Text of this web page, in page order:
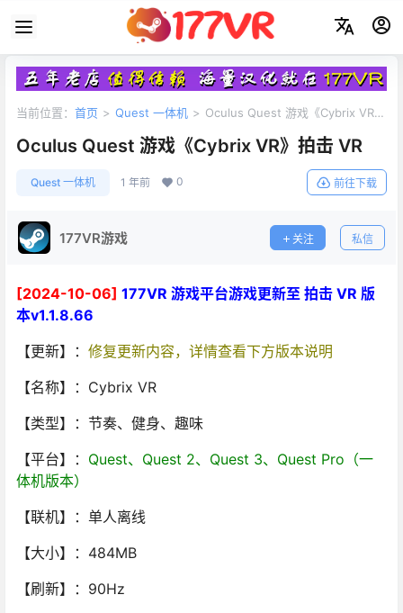
当前位置： 首页 > Quest 一体机 > Oculus Quest 游戏《Cybrix VR》
Oculus Quest 游戏《Cybrix VR》拍击 VR
Quest 一体机 1 年前 0 前往下载
177VR游戏 关注 私信
[2024-10-06] 177VR 游戏平台游戏更新至 拍击 VR 版
本v1.1.8.66
【更新】： 修复更新内容，详情查看下方版本说明
【名称】：Cybrix VR
【类型】：节奏、健身、趣味
【平台】： Quest、Quest 2、Quest 3、Quest Pro（一
体机版本）
【联机】：单人离线
【大小】：484MB
【刷新】：90Hz